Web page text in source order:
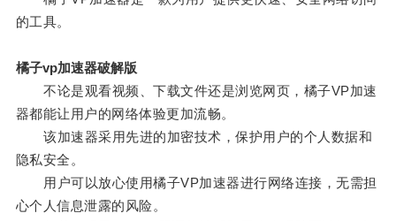
的工具。
橘子vp加速器破解版
不论是观看视频、下载文件还是浏览网页，橘子VP加速
器都能让用户的网络体验更加流畅。
该加速器采用先进的加密技术，保护用户的个人数据和
隐私安全。
用户可以放心使用橘子VP加速器进行网络连接，无需担
心个人信息泄露的风险。